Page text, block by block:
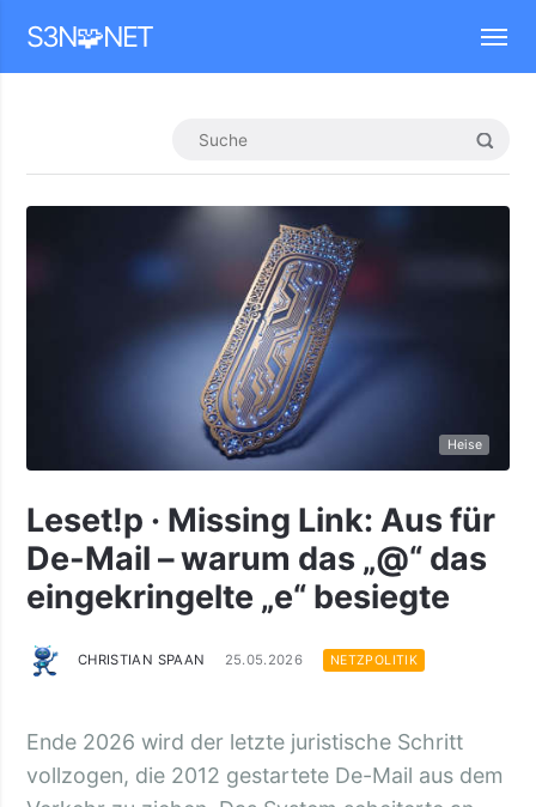
S3N🧩NET
Heise
Leset!p · Missing Link: Aus für
De-Mail – warum das „@“ das
eingekringelte „e“ besiegte
CHRISTIAN SPAAN 25.05.2026 NETZPOLITIK
Ende 2026 wird der letzte juristische Schritt
vollzogen, die 2012 gestartete De-Mail aus dem